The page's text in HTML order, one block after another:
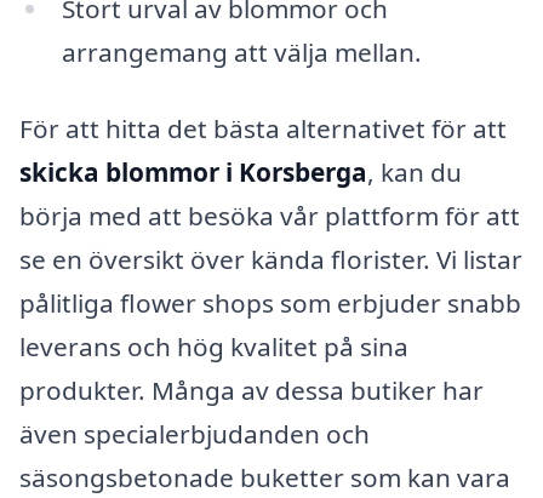
Stort urval av blommor och
arrangemang att välja mellan.
För att hitta det bästa alternativet för att
skicka blommor i Korsberga, kan du
börja med att besöka vår plattform för att
se en översikt över kända florister. Vi listar
pålitliga flower shops som erbjuder snabb
leverans och hög kvalitet på sina
produkter. Många av dessa butiker har
även specialerbjudanden och
säsongsbetonade buketter som kan vara